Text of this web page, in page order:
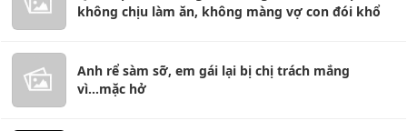
không chịu làm ăn, không màng vợ con đói khổ
Anh rể sàm sỡ, em gái lại bị chị trách mắng
vì...mặc hở